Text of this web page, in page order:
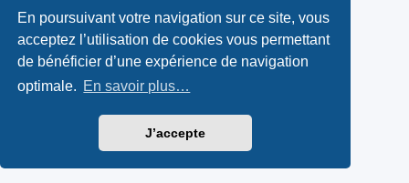
En poursuivant votre navigation sur ce site, vous
acceptez l’utilisation de cookies vous permettant
de bénéficier d’une expérience de navigation
optimale. En savoir plus…
J’accepte